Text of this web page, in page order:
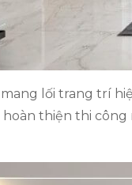
lối trang trí
thiện thi công